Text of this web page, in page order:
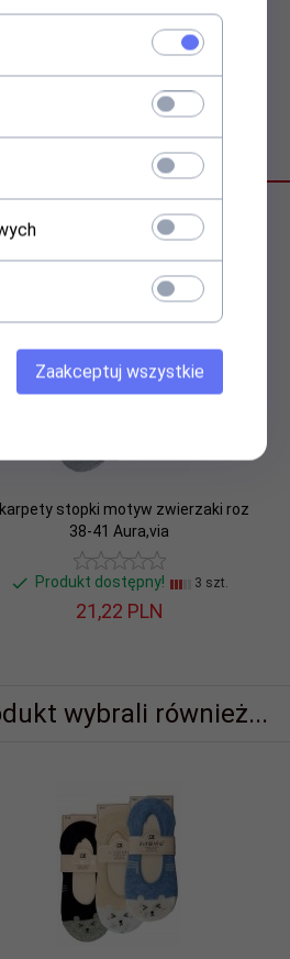
stopki motyw zwierzaki roz
38-41 Aura,via
Produkt dostępny! 3 szt.
21,22 PLN
wybrali również...
Zaakceptuj wszystkie